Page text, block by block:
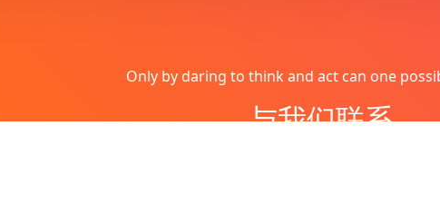
Only by daring to think and act can one
与我们联系